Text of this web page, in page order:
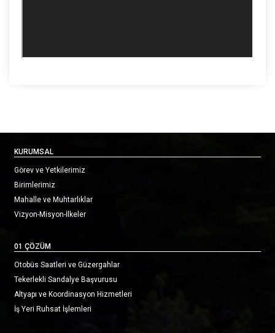
KURUMSAL
Görev ve Yetkilerimiz
Birimlerimiz
Mahalle ve Muhtarlıklar
Vizyon-Misyon-İlkeler
01 ÇÖZÜM
Otobüs Saatleri ve Güzergahlar
Tekerlekli Sandalye Başvurusu
Altyapı ve Koordinasyon Hizmetleri
İş Yeri Ruhsat İşlemleri